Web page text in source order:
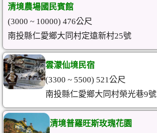
清境農場國民賓館
(3000 ~ 10000) 476公尺
南投縣仁愛鄉大同村定遠新村25號
雲濛仙境民宿
(3300 ~ 5500) 521公尺
南投縣仁愛鄉大同村榮光巷9號
清境普羅旺斯玫瑰花園